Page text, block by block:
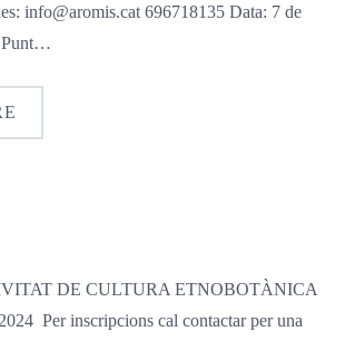
info@aromis.cat 696718135 Data: 7 de
Punt…
DE CULTURA ETNOBOTÀNICA
Per inscripcions cal contactar per una